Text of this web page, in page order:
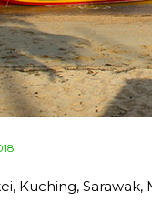
Kuching, Sarawak,